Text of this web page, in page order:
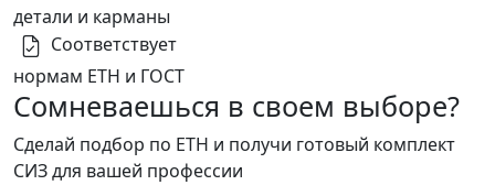
детали и карманы
Соответствует
нормам ЕТН и ГОСТ
Сомневаешься в своем выборе?
Сделай подбор по ЕТН и получи готовый комплект
СИЗ для вашей профессии